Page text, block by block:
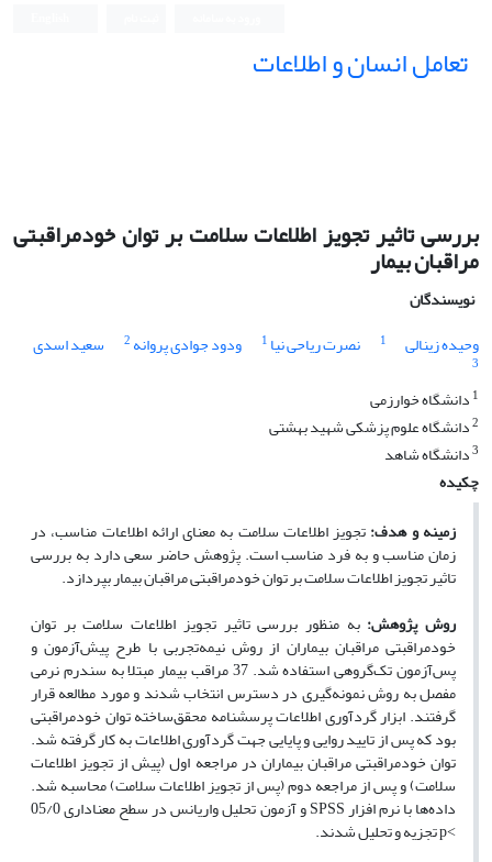
تعامل انسان و اطلاعات
بررسی تاثیر تجویز اطلاعات سلامت بر توان خودمراقبتی
مراقبان بیمار
نویسندگان
وحیده زینالی
1 نصرت ریاحی نیا 1 ودود جوادی پروانه 2 سعید اسدی
3
1 دانشگاه خوارزمی
2دانشگاه علوم پزشکی شهید بهشتی
3دانشگاه شاهد
چکیده
زمینه و هدف:تجویز اطلاعات سلامت به معنای ارائه اطلاعات مناسب، در
زمان مناسب و به فرد مناسب است. پژوهش حاضر سعی دارد به بررسی
تاثیر تجویز اطلاعات سلامت بر توان خودمراقبتی مراقبان بیمار بپردازد.
روش پژوهش: به منظور بررسی تاثیر تجویز اطلاعات سلامت بر توان
خودمراقبتی مراقبان بیماران از روش نیمه‌تجربی با طرح پیش‌آزمون و
پس‌آزمون تک‌گروهی استفاده شد. 37 مراقب بیمار مبتلا به سندرم نرمی
مفصل به روش نمونه‌گیری در دسترس انتخاب شدند و مورد مطالعه قرار
گرفتند. ابزار گردآوری اطلاعات پرسشنامه محقق‌ساخته توان خودمراقبتی
بود که پس از تایید روایی و پایایی جهت گردآوری اطلاعات به کار گرفته شد.
توان خودمراقبتی مراقبان بیماران در مراجعه اول (پیش از تجویز اطلاعات
سلامت) و پس از مراجعه دوم (پس از تجویز اطلاعات سلامت) محاسبه شد.
داده‌ها با نرم افزارSPSSو آزمون تحلیل واریانس در سطح معناداری 05/0
p˂تجزیه و تحلیل شدند.